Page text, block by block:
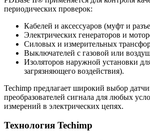
периодических проверок:
Кабелей и аксессуаров (муфт и
Электрических генераторов и
Силовых и измерительных
Выключателей с газовой или
Изоляторов наружной установки
загрязняющего воздействия).
Techimp предлагает широкий выбор
преобразователей сигнала для любых
измерений в электрических цепях.
Технология Techimp